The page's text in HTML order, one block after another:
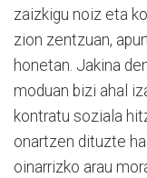
zaizkigu noiz eta
zion zentzuan,
honetan. Jakina
moduan bizi ahal
kontratu soziala
onartzen dituzte
oinarrizko arau